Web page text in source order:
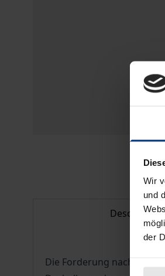
Wir
und
der
Description
Die Forderung nach dem